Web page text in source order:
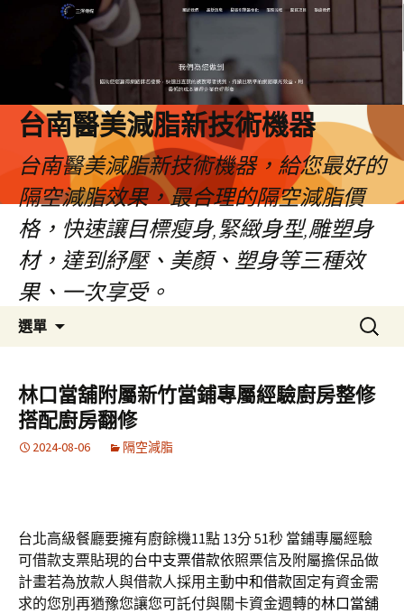
台南醫美減脂新技術機器
台南醫美減脂新技術機器，給您最好的
隔空減脂效果，最合理的隔空減脂價
格，快速讓目標瘦身,緊緻身型,雕塑身
材，達到紓壓、美顏、塑身等三種效
果、一次享受。
選單
容
搜
尋
鍵
字:
林口當舖附屬新竹當鋪專屬經驗廚房整修
搭配廚房翻修
2024-08-06 隔空減脂
台北高級餐廳要擁有廚餘機11點 13分 51秒 當鋪專屬經驗
可借款支票貼現的台中支票借款依照票信及附屬擔保品做
計畫若為放款人與借款人採用主動中和借款固定有資金需
求的您別再猶豫您讓您可託付與關卡資金週轉的林口當舖